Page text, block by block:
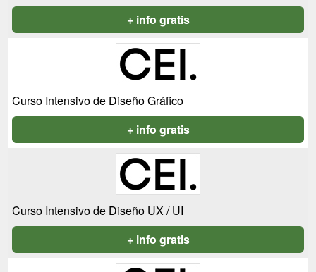
+ info gratis
Curso Intensivo de Diseño Gráfico
+ info gratis
Curso Intensivo de Diseño UX / UI
+ info gratis